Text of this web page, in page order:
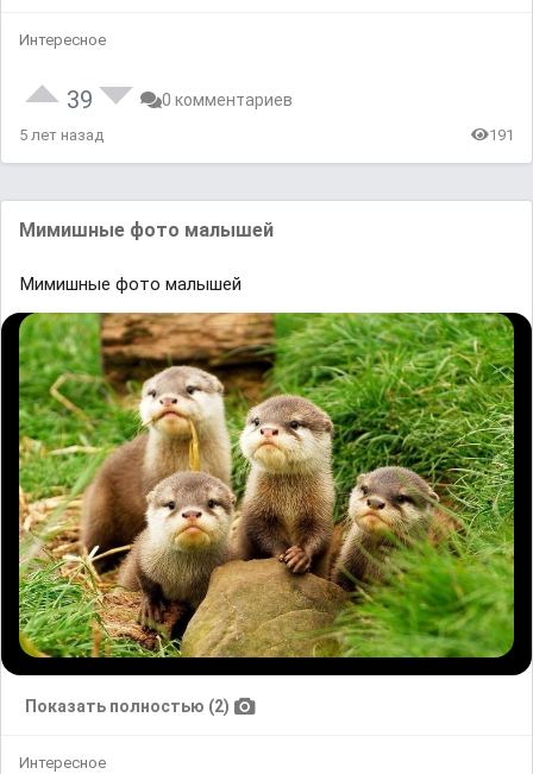
Интересное
39 0 комментариев
5 лет назад 191
Мимишные фото малышей
Мимишные фото малышей
Показать полностью (2)
Интересное